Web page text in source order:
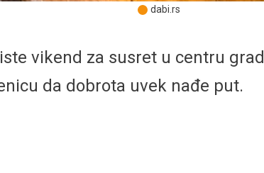
dabi.rs
vikend za susret u centru
da dobrota uvek nađe put.